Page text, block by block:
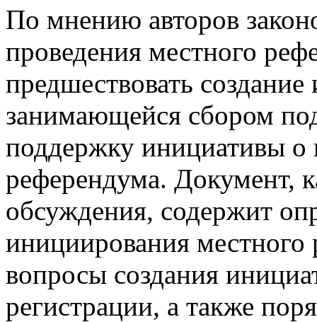
По мнению авторов
проведения местного
предшествовать
занимающейся сбором
поддержку инициативы о
референдума. Документ,
обсуждения, содержит
инициирования местного
вопросы создания
регистрации, а также